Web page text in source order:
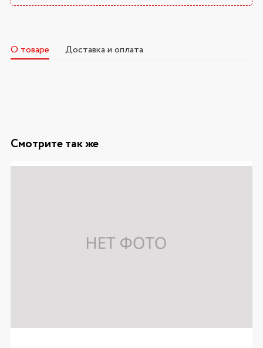
О товаре Доставка и оплата
Смотрите так же